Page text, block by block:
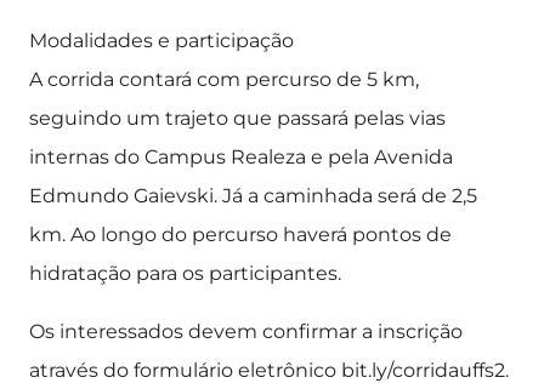
Modalidades e participação
A corrida contará com percurso de 5 km,
seguindo um trajeto que passará pelas vias
internas do Campus Realeza e pela Avenida
Edmundo Gaievski. Já a caminhada será de 2,5
km. Ao longo do percurso haverá pontos de
hidratação para os participantes.
Os interessados devem confirmar a inscrição
através do formulário eletrônico bit.ly/corridauffs2.